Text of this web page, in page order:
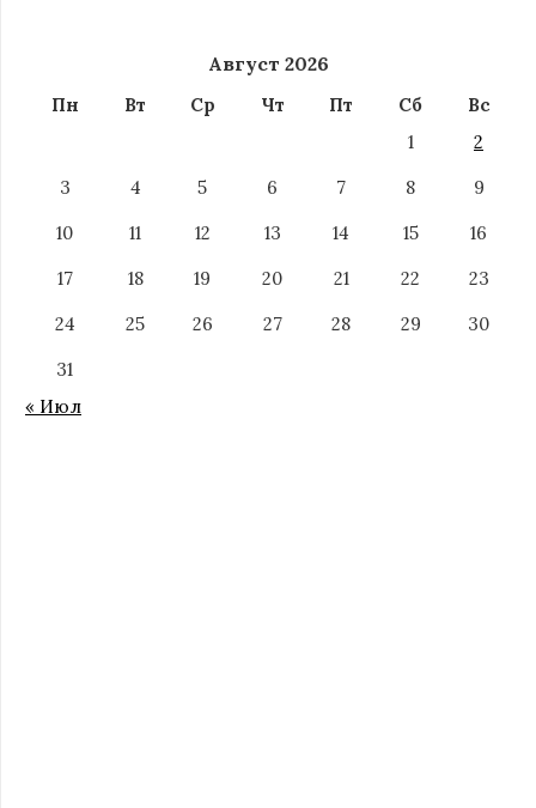
Август 2026
Пн Вт Ср Чт Пт Сб
Вс
1
2
3
4 5 6 7 8
9
10
11 12 13 14 15
16
17
18 19 20 21 22
23
24
25 26 27 28 29
30
31
« Июл